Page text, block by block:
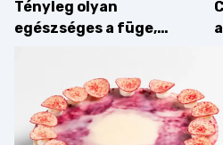
Tényleg olyan
egészséges a füge,